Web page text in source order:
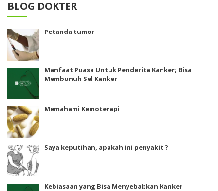
BLOG DOKTER
Petanda tumor
Manfaat Puasa Untuk Penderita Kanker; Bisa
Membunuh Sel Kanker
Memahami Kemoterapi
Saya keputihan, apakah ini penyakit ?
Kebiasaan yang Bisa Menyebabkan Kanker